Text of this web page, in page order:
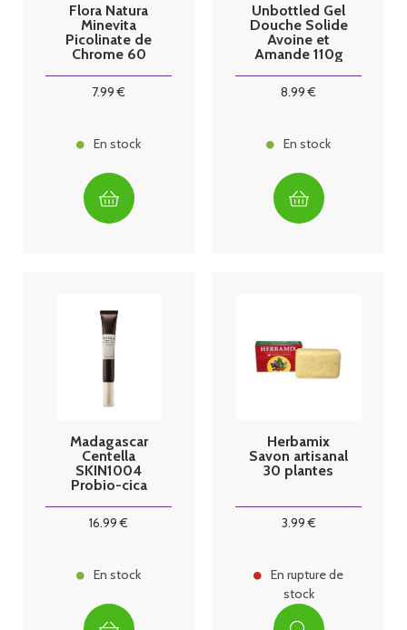
Flora Natura
Minevita
Picolinate de
Chrome 60
7.99 €
En stock
Unbottled Gel
Douche Solide
Avoine et
Amande 110g
8.99 €
En stock
Madagascar
Centella
SKIN1004
Probio-cica
16.99 €
En stock
Herbamix
Savon artisanal
30 plantes
3.99€
En rupture de
stock